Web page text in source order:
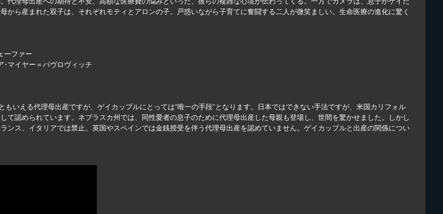
から産まれた双子は、それぞれモティとアロンの子。戸惑いながら子育てに奮闘する二人が微笑ましい。生命医療の進化に驚く
ーファー
･マイヤー＝パヴロヴィッチ
もいえる代理母出産ですが、ゲイカップルにとっては“唯一の手段”となります。日本ではできない手法ですが、米国カリフォル
て認められています。ネブラスカ州では、同性愛者の息子のために代理母出産した母親も登場し、世間を驚かせました。しかし
ンス、イタリアでは禁止。英国やスペインでは金銭授受を伴う代理母出産を認めていません。ゲイカップルと出産の関係につい